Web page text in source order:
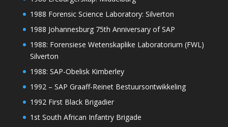
1988 Forensic Science Laboratory: Silverton
1988 Johannesburg 75th Anniversary of SAP
1988: Forensiese Wetenskaplike Laboratorium (FWL)
Silverton
1988: SAP-Obelisk Kimberley
1992 – SAP Graaff-Reinet Bestuursontwikkeling
1992 First Black Brigadier
1st South African Infantry Brigade